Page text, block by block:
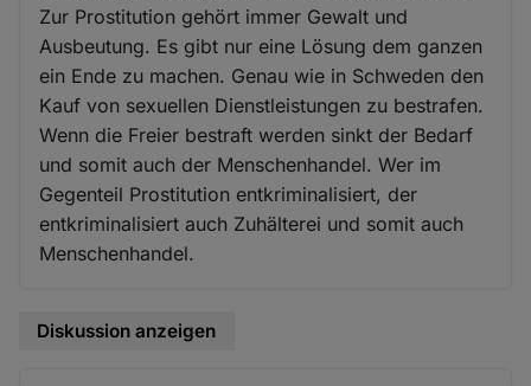
Zur Prostitution gehört immer Gewalt und
Ausbeutung. Es gibt nur eine Lösung dem ganzen
ein Ende zu machen. Genau wie in Schweden den
Kauf von sexuellen Dienstleistungen zu bestrafen.
Wenn die Freier bestraft werden sinkt der Bedarf
und somit auch der Menschenhandel. Wer im
Gegenteil Prostitution entkriminalisiert, der
entkriminalisiert auch Zuhälterei und somit auch
Menschenhandel.
Diskussion anzeigen